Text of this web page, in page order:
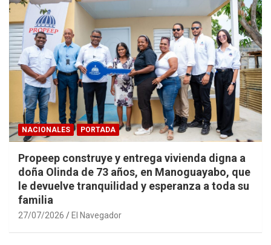
NACIONALES PORTADA
Propeep construye y entrega vivienda digna a
doña Olinda de 73 años, en Manoguayabo, que
le devuelve tranquilidad y esperanza a toda su
familia
27/07/2026 El Navegador